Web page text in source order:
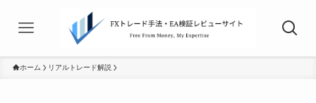
ホーム リアルトレード解説